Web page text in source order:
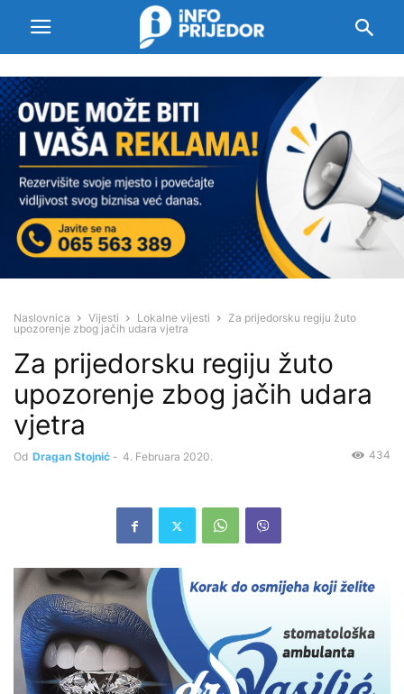
Naslovnica Vijesti Lokalne vijesti
Za prijedorsku regiju žuto
upozorenje zbog jačih udara vjetra
Za prijedorsku regiju žuto
upozorenje zbog jačih udara
vjetra
Od Dragan Stojnić - 4. Februara 2020. 434